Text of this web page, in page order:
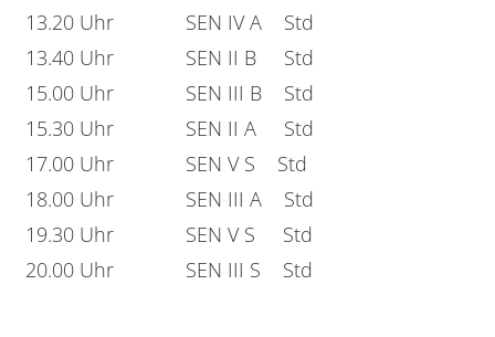
13.20 Uhr
SEN IV A Std
13.40 Uhr
SEN II B Std
15.00 Uhr
SEN III B Std
15.30 Uhr
SEN II A Std
17.00 Uhr
SEN V S Std
18.00 Uhr
SEN III A Std
19.30 Uhr
SEN V S Std
20.00 Uhr
SEN III S Std